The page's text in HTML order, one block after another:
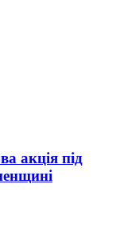
акція під